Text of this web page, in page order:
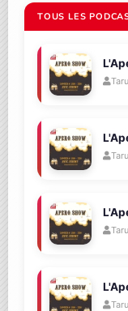
TOUS LES